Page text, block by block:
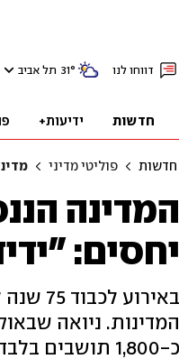
דווחו לנו 31° תל אביב
חדשות ידיעות+
חדשות פוליטי מדיני
המדינה
יחסים:
המדינות. ניואה
כ-1,800